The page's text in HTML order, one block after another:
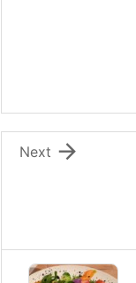

Next